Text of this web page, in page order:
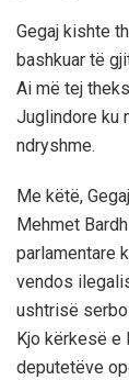
Gegaj kishte
bashkuar të
Ai më tej
Juglindore ku
ndryshme.
Me këtë,
Mehmet
parlamentare
vendos
ushtrisë
Kjo kërkesë e
deputetëve